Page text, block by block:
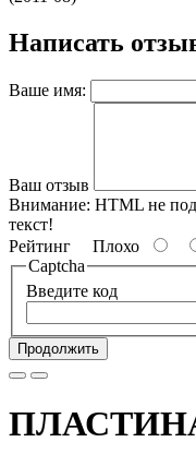
Написать
Ваше имя:
Ваш отзыв
Внимание: HTML не
текст!
Рейтинг Плохо
Captcha
Введите код
Продолжить